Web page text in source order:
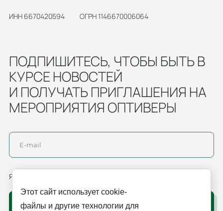
ИНН 6670420594 ОГРН 1146670006064
ПОДПИШИТЕСЬ, ЧТОБЫ БЫТЬ В
КУРСЕ НОВОСТЕЙ
И ПОЛУЧАТЬ ПРИГЛАШЕНИЯ НА
МЕРОПРИЯТИЯ ОПТИВЕРЫ
Я согласен(а) с обработкой
ОТПРАВИТЬ
Этот сайт использует cookie-
файлы и другие технологии для